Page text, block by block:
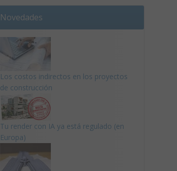
Novedades
Los costos indirectos en los proyectos
de construcción
Tu render con IA ya está regulado (en
Europa)